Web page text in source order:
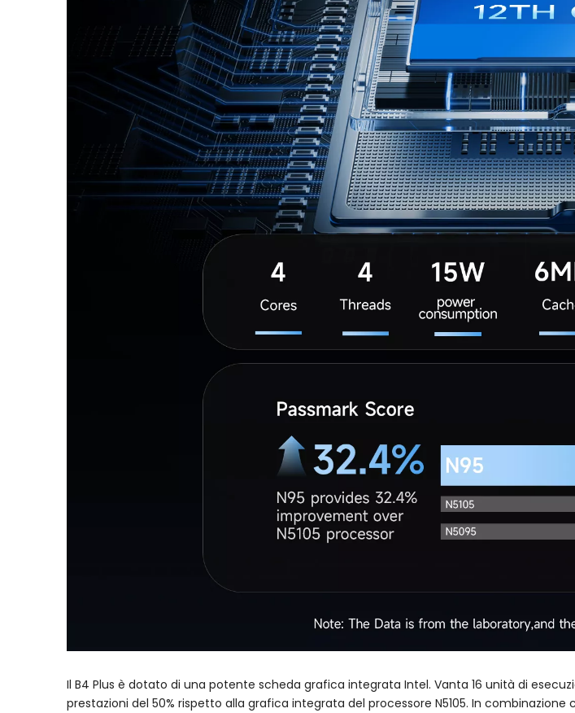
Il B4 Plus è dotato di una potente scheda grafica integrata Intel. Vanta 16 unità di
prestazioni del 50% rispetto alla grafica integrata del processore N5105. In